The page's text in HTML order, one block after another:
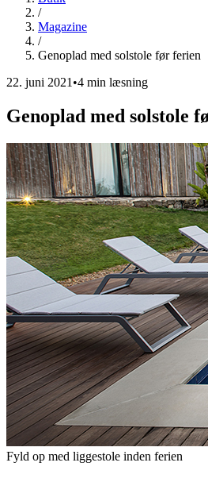
/
Magazine
/
Genoplad med solstole før ferien
22. juni 2021 •4 min læsning
Genoplad med solstole
Fyld op med liggestole inden ferien